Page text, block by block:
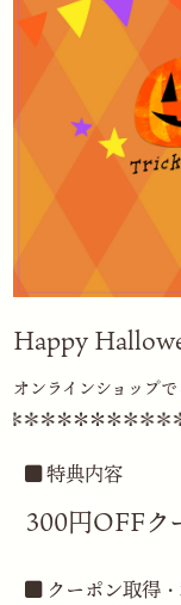
Happy
オンラインショップ
特典内容
300円OFFク
クーポン取得